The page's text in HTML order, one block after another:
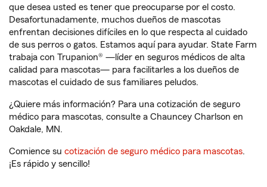
que desea usted es tener que preocuparse por el costo.
Desafortunadamente, muchos dueños de mascotas
enfrentan decisiones difíciles en lo que respecta al cuidado
de sus perros o gatos. Estamos aquí para ayudar. State Farm
trabaja con Trupanion® —líder en seguros médicos de alta
calidad para mascotas— para facilitarles a los dueños de
mascotas el cuidado de sus familiares peludos.
¿Quiere más información? Para una cotización de seguro
médico para mascotas, consulte a Chauncey Charlson en
Oakdale, MN.
Comience su cotización de seguro médico para mascotas.
¡Es rápido y sencillo!